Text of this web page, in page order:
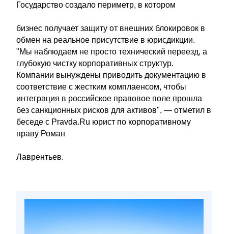
Государство создало периметр, в котором
бизнес получает защиту от внешних блокировок в
обмен на реальное присутствие в юрисдикции.
"Мы наблюдаем не просто технический переезд, а
глубокую чистку корпоративных структур.
Компании вынуждены приводить документацию в
соответствие с жестким комплаенсом, чтобы
интеграция в российское правовое поле прошла
без санкционных рисков для активов", — отметил в
беседе с Pravda.Ru юрист по корпоративному
праву Роман
Лаврентьев.